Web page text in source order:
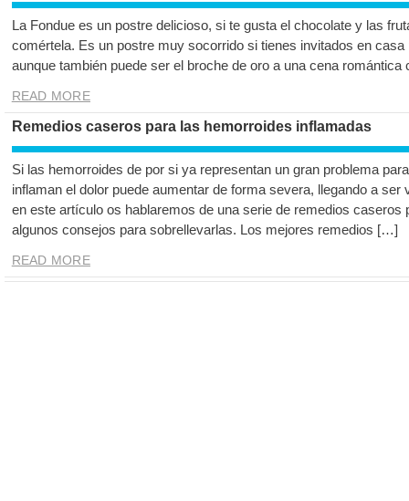
La Fondue es un postre delicioso, si te gusta el chocolate y las
comértela. Es un postre muy socorrido si tienes invitados en
aunque también puede ser el broche de oro a una cena
READ MORE
Remedios caseros para las hemorroides inflamadas
Si las hemorroides de por si ya representan un gran problema
inflaman el dolor puede aumentar de forma severa, llegando a ser
en este artículo os hablaremos de una serie de remedios caseros
algunos consejos para sobrellevarlas. Los mejores remedios […]
READ MORE